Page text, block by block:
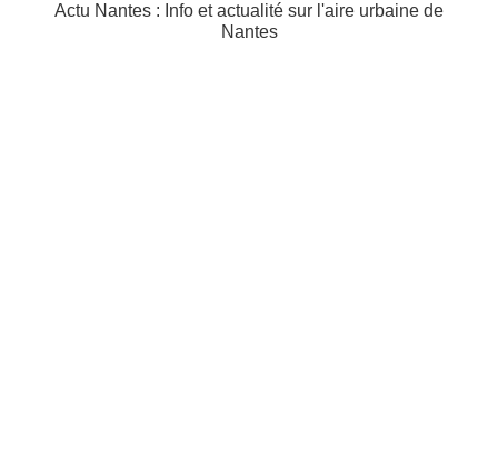
Actu Nantes : Info et actualité sur l'aire urbaine de
Nantes